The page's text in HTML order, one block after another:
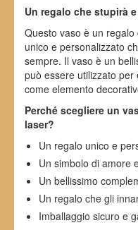
Un regalo che stupirà
Questo vaso è un
unico e personalizzato
sempre. Il vaso è un
può essere utilizzato
come elemento
Perché scegliere un
laser?
Un regalo unico e
Un simbolo di amore
Un bellissimo
Un regalo che gli
Imballaggio sicuro e